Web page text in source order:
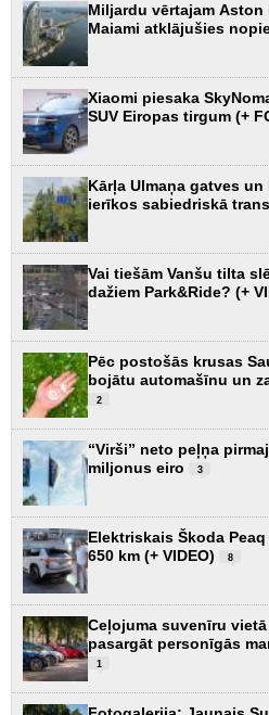
Miljardu vērtajam
Maiami atklājušies
Xiaomi piesaka
SUV Eiropas tirgum (+
Kārļa Ulmaņa gatves
ierīkos sabiedriskā
Vai tiešām Vanšu tilta
dažiem Park&Ride? (+
Pēc postošās krusas
bojātu automašīnu un
2
“Virši” neto peļņa
miljonus eiro
3
Elektriskais Škoda
650 km (+ VIDEO)
8
Ceļojuma suvenīru
pasargāt personīgās
1